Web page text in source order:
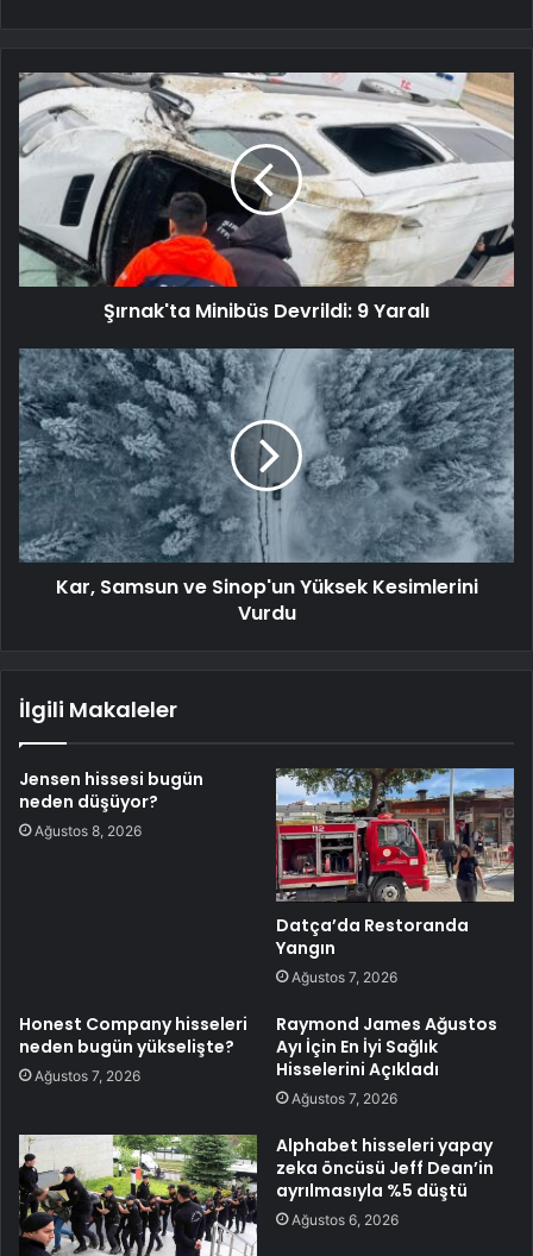
Şırnak'ta Minibüs Devrildi: 9 Yaralı
Kar, Samsun ve Sinop'un Yüksek Kesimlerini
Vurdu
İlgili Makaleler
Jensen hissesi bugün
neden düşüyor?
Ağustos 8, 2026
Datça’da Restoranda
Yangın
Ağustos 7, 2026
Honest Company hisseleri
neden bugün yükselişte?
Ağustos 7, 2026
Raymond James Ağustos
Ayı İçin En İyi Sağlık
Hisselerini Açıkladı
Ağustos 7, 2026
Alphabet hisseleri yapay
zeka öncüsü Jeff Dean’in
ayrılmasıyla %5 düştü
Ağustos 6, 2026